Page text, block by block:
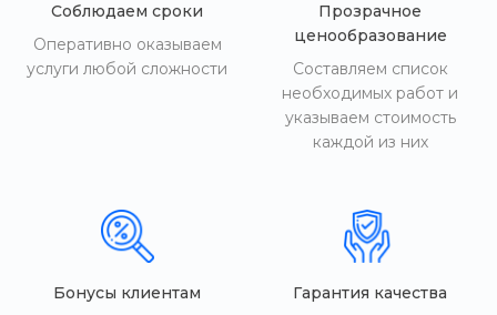
Соблюдаем сроки
Оперативно оказываем
услуги любой сложности
Прозрачное
ценообразование
Составляем список
необходимых работ и
указываем стоимость
каждой из них
Бонусы клиентам
Гарантия качества